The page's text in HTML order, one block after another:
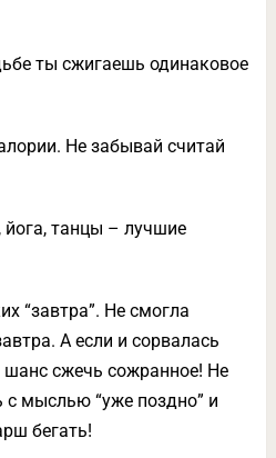
ты сжигаешь одинаковое
Не забывай считай
йога, танцы – лучшие
“завтра”. Не смогла
А если и сорвалась
шанс сжечь сожранное! Не
мыслью “уже поздно” и
бегать!